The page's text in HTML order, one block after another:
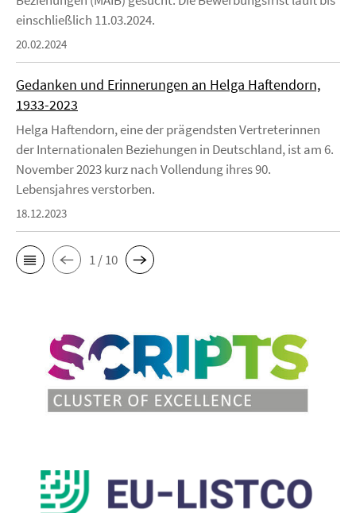
einschließlich 11.03.2024.
20.02.2024
Gedanken und Erinnerungen an Helga Haftendorn,
1933-2023
Helga Haftendorn, eine der prägendsten Vertreterinnen
der Internationalen Beziehungen in Deutschland, ist am 6.
November 2023 kurz nach Vollendung ihres 90.
Lebensjahres verstorben.
18.12.2023
1 / 10